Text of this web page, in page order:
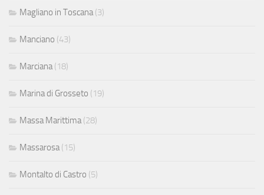
Magliano in Toscana (3)
Manciano (43)
Marciana (18)
Marina di Grosseto (19)
Massa Marittima (28)
Massarosa (15)
Montalto di Castro (5)